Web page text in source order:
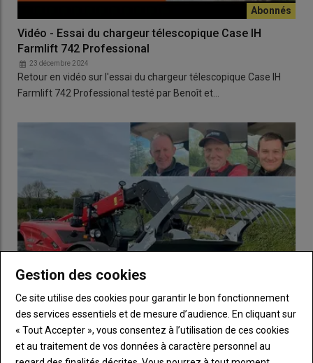
Vidéo - Essai du chargeur télescopique Case IH
Farmlift 742 Professional
23 décembre 2024
Retour en vidéo sur l'essai du chargeur télescopique Case IH
Farmlift 742 Professional testé par Benoît et…
ESSAI Chargeur télescopique Case IH Farmlift 742
Professional – « Un engin de manutention stable et
réactif »
Gestion des cookies
Ce site utilise des cookies pour garantir le bon fonctionnement
des services essentiels et de mesure d’audience. En cliquant sur
« Tout Accepter », vous consentez à l’utilisation de ces cookies
et au traitement de vos données à caractère personnel au